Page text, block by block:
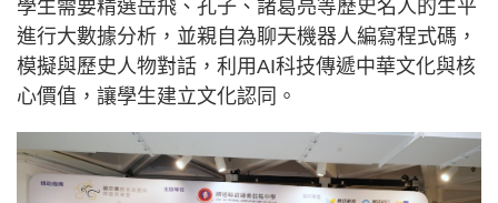
學生需要精選岳飛、孔子、諸葛亮等歷史名人的生平
進行大數據分析，並親自為聊天機器人編寫程式碼，
模擬與歷史人物對話，利用AI科技傳遞中華文化與核
心價值，讓學生建立文化認同。